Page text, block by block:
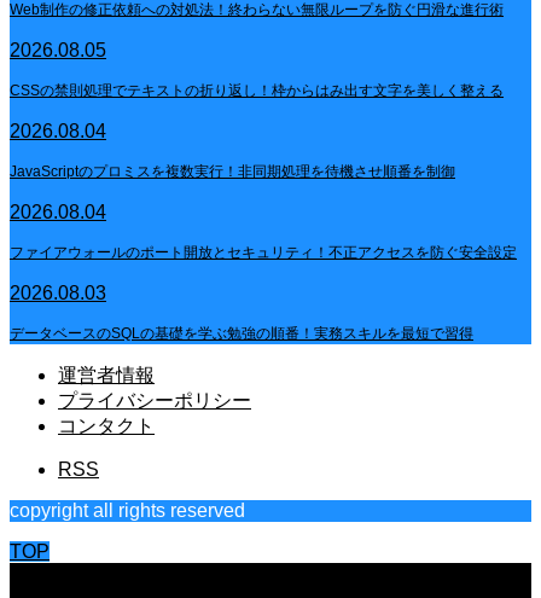
Web制作の修正依頼への対処法！終わらない無限ループを防ぐ円滑な進行術
2026.08.05
CSSの禁則処理でテキストの折り返し！枠からはみ出す文字を美しく整える
2026.08.04
JavaScriptのプロミスを複数実行！非同期処理を待機させ順番を制御
2026.08.04
ファイアウォールのポート開放とセキュリティ！不正アクセスを防ぐ安全設定
2026.08.03
データベースのSQLの基礎を学ぶ勉強の順番！実務スキルを最短で習得
運営者情報
プライバシーポリシー
コンタクト
RSS
copyright all rights reserved
TOP